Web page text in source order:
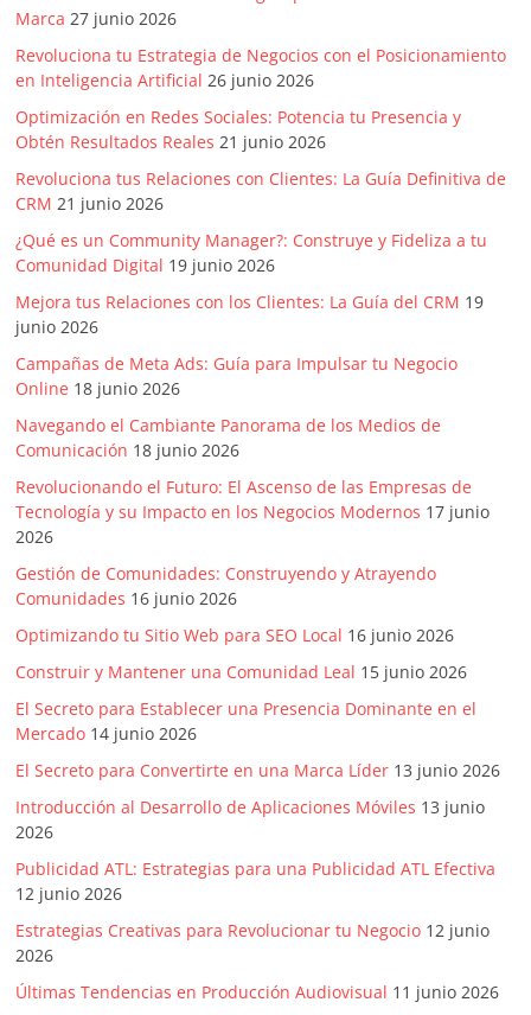
Marca 27 junio 2026
Revoluciona tu Estrategia de Negocios con el Posicionamiento
en Inteligencia Artificial 26 junio 2026
Optimización en Redes Sociales: Potencia tu Presencia y
Obtén Resultados Reales 21 junio 2026
Revoluciona tus Relaciones con Clientes: La Guía Definitiva de
CRM 21 junio 2026
¿Qué es un Community Manager?: Construye y Fideliza a tu
Comunidad Digital 19 junio 2026
Mejora tus Relaciones con los Clientes: La Guía del CRM 19
junio 2026
Campañas de Meta Ads: Guía para Impulsar tu Negocio
Online 18 junio 2026
Navegando el Cambiante Panorama de los Medios de
Comunicación 18 junio 2026
Revolucionando el Futuro: El Ascenso de las Empresas de
Tecnología y su Impacto en los Negocios Modernos 17 junio
2026
Gestión de Comunidades: Construyendo y Atrayendo
Comunidades 16 junio 2026
Optimizando tu Sitio Web para SEO Local 16 junio 2026
Construir y Mantener una Comunidad Leal 15 junio 2026
El Secreto para Establecer una Presencia Dominante en el
Mercado 14 junio 2026
El Secreto para Convertirte en una Marca Líder 13 junio 2026
Introducción al Desarrollo de Aplicaciones Móviles 13 junio
2026
Publicidad ATL: Estrategias para una Publicidad ATL Efectiva
12 junio 2026
Estrategias Creativas para Revolucionar tu Negocio 12 junio
2026
Últimas Tendencias en Producción Audiovisual 11 junio 2026